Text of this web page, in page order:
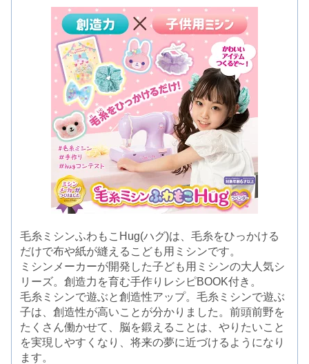
毛糸ミシンふわもこHug(ハグ)は、毛糸をひっかける
だけで布や紙が縫えるこども用ミシンです。
ミシンメーカーが開発した子ども用ミシンの大人気シ
リーズ。創造力を育む手作りレシピBOOK付き。
毛糸ミシンで遊ぶと創造性アップ。毛糸ミシンで遊ぶ
子は、創造性が高いことが分かりました。前頭前野を
たくさん働かせて、脳を鍛えることは、やりたいこと
を実現しやすくなり、将来の夢に近づけるようになり
ます。